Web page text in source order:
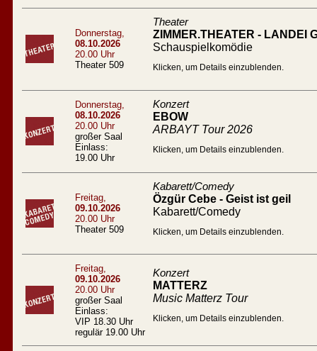
Donnerstag,
08.10.2026
20.00 Uhr
Theater 509
Theater
ZIMMER.THEATER - LANDEI
Schauspielkomödie
Klicken, um Details einzublenden.
Donnerstag,
08.10.2026
20.00 Uhr
großer Saal
Einlass:
19.00 Uhr
Konzert
EBOW
ARBAYT Tour 2026
Klicken, um Details einzublenden.
Freitag,
09.10.2026
20.00 Uhr
Theater 509
Kabarett/Comedy
Özgür Cebe - Geist ist geil
Kabarett/Comedy
Klicken, um Details einzublenden.
Freitag,
09.10.2026
20.00 Uhr
großer Saal
Einlass:
VIP 18.30 Uhr
regulär 19.00 Uhr
Konzert
MATTERZ
Music Matterz Tour
Klicken, um Details einzublenden.